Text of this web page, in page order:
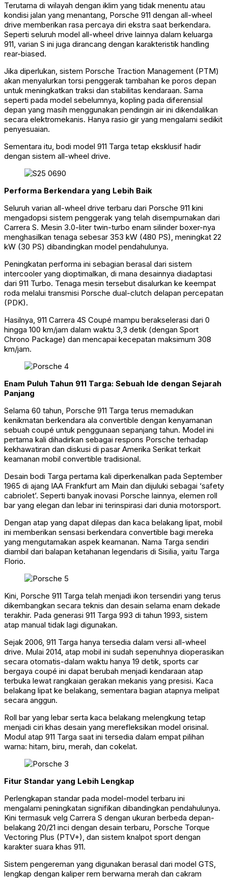
Terutama di wilayah dengan iklim yang tidak menentu atau
kondisi jalan yang menantang, Porsche 911 dengan all-wheel
drive memberikan rasa percaya diri ekstra saat berkendara.
Seperti seluruh model all-wheel drive lainnya dalam keluarga
911, varian S ini juga dirancang dengan karakteristik handling
rear-biased.
Jika diperlukan, sistem Porsche Traction Management (PTM)
akan menyalurkan torsi penggerak tambahan ke poros depan
untuk meningkatkan traksi dan stabilitas kendaraan. Sama
seperti pada model sebelumnya, kopling pada diferensial
depan yang masih menggunakan pendingin air ini dikendalikan
secara elektromekanis. Hanya rasio gir yang mengalami sedikit
penyesuaian.
Sementara itu, bodi model 911 Targa tetap eksklusif hadir
dengan sistem all-wheel drive.
Performa Berkendara yang Lebih Baik
Seluruh varian all-wheel drive terbaru dari Porsche 911 kini
mengadopsi sistem penggerak yang telah disempurnakan dari
Carrera S. Mesin 3.0-liter twin-turbo enam silinder boxer-nya
menghasilkan tenaga sebesar 353 kW (480 PS), meningkat 22
kW (30 PS) dibandingkan model pendahulunya.
Peningkatan performa ini sebagian berasal dari sistem
intercooler yang dioptimalkan, di mana desainnya diadaptasi
dari 911 Turbo. Tenaga mesin tersebut disalurkan ke keempat
roda melalui transmisi Porsche dual-clutch delapan percepatan
(PDK).
Hasilnya, 911 Carrera 4S Coupé mampu berakselerasi dari 0
hingga 100 km/jam dalam waktu 3,3 detik (dengan Sport
Chrono Package) dan mencapai kecepatan maksimum 308
km/jam.
Enam Puluh Tahun 911 Targa: Sebuah Ide dengan Sejarah
Panjang
Selama 60 tahun, Porsche 911 Targa terus memadukan
kenikmatan berkendara ala convertible dengan kenyamanan
sebuah coupé untuk penggunaan sepanjang tahun. Model ini
pertama kali dihadirkan sebagai respons Porsche terhadap
kekhawatiran dan diskusi di pasar Amerika Serikat terkait
keamanan mobil convertible tradisional.
Desain bodi Targa pertama kali diperkenalkan pada September
1965 di ajang IAA Frankfurt am Main dan dijuluki sebagai ‘safety
cabriolet’. Seperti banyak inovasi Porsche lainnya, elemen roll
bar yang elegan dan lebar ini terinspirasi dari dunia motorsport.
Dengan atap yang dapat dilepas dan kaca belakang lipat, mobil
ini memberikan sensasi berkendara convertible bagi mereka
yang mengutamakan aspek keamanan. Nama Targa sendiri
diambil dari balapan ketahanan legendaris di Sisilia, yaitu Targa
Florio.
Kini, Porsche 911 Targa telah menjadi ikon tersendiri yang terus
dikembangkan secara teknis dan desain selama enam dekade
terakhir. Pada generasi 911 Targa 993 di tahun 1993, sistem
atap manual tidak lagi digunakan.
Sejak 2006, 911 Targa hanya tersedia dalam versi all-wheel
drive. Mulai 2014, atap mobil ini sudah sepenuhnya dioperasikan
secara otomatis-dalam waktu hanya 19 detik, sports car
bergaya coupé ini dapat berubah menjadi kendaraan atap
terbuka lewat rangkaian gerakan mekanis yang presisi. Kaca
belakang lipat ke belakang, sementara bagian atapnya melipat
secara anggun.
Roll bar yang lebar serta kaca belakang melengkung tetap
menjadi ciri khas desain yang merefleksikan model orisinal.
Modul atap 911 Targa saat ini tersedia dalam empat pilihan
warna: hitam, biru, merah, dan cokelat.
Fitur Standar yang Lebih Lengkap
Perlengkapan standar pada model-model terbaru ini
mengalami peningkatan signifikan dibandingkan pendahulunya.
Kini termasuk velg Carrera S dengan ukuran berbeda depan-
belakang 20/21 inci dengan desain terbaru, Porsche Torque
Vectoring Plus (PTV+), dan sistem knalpot sport dengan
karakter suara khas 911.
Sistem pengereman yang digunakan berasal dari model GTS,
lengkap dengan kaliper rem berwarna merah dan cakram